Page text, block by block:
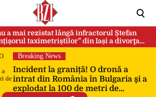
a mai rezistat lângă infractorul Ștefan
taximetriștilor” din Iași a divorţat
Breaking News
Incident la graniță! O dronă a
intrat din România în Bulgaria şi a
explodat la 100 de metri de